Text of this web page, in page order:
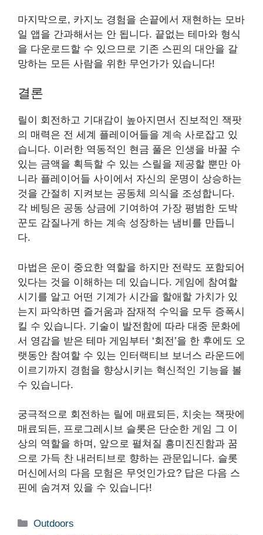
마지막으로, 카지노 경험을 손끝에서 재현하는 모바
일 앱을 간과해서는 안 됩니다. 끝없는 테마와 형식
을 다운로드할 수 있으므로 기존 스핀의 대안을 갈
망하는 모든 사람을 위한 무언가가 있습니다!
결론
릴이 회전하고 기대감이 높아지면서 진보적인 잭팟
의 매력은 전 세계 플레이어들을 계속 사로잡고 있
습니다. 이러한 역동적인 현금 풀은 인생을 바꿀 수
있는 금액을 획득할 수 있는 스릴을 제공할 뿐만 아
니라 플레이어들 사이에서 자신의 운명이 상승하는
것을 간절히 지켜보는 공동체 의식을 조성합니다.
각 베팅은 공동 상금에 기여하여 가장 평범한 도박
꾼도 감질나게 하는 계속 성장하는 냄비를 만듭니
다.
마법은 운이 중요한 역할을 하지만 전략도 포함되어
있다는 것을 이해하는 데 있습니다. 게임에 참여할
시기를 알고 어떤 기계가 시간을 할애할 가치가 있
는지 파악하면 즐거움과 잠재적 수익을 모두 증폭시
킬 수 있습니다. 기술이 발전함에 따라 대중 문화에
서 영감을 받은 테마 게임부터 ‘회전’을 한 후에도 오
랫동안 참여할 수 있는 인터랙티브 보너스 라운드에
이르기까지 경험을 향상시키는 혁신적인 기능을 볼
수 있습니다.
궁극적으로 회전하는 릴에 매료되든, 치솟는 잭팟에
매료되든, 프로그레시브 슬롯은 단순한 게임 그 이
상의 역할을 하며, 앞으로 펼쳐질 흥미진진함과 꿈
으로 가득 찬 내러티브로 향하는 관문입니다. 슬롯
머신에서의 다음 모험은 무엇인가요? 답은 다음 스
핀에 숨겨져 있을 수 있습니다!
Categories
Outdoors